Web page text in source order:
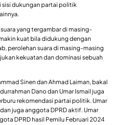
sisi dukungan partai politik
yang tergambar di masing-
kuat bila didukung dengan
perolehan suara di masing-masing
kekuatan dan dominasi sebuah
Sinen dan Ahmad Laiman, bakal
Dano dan Umar Ismail juga
rekomendasi partai politik. Umar
juga anggota DPRD aktif. Umar
DPRD hasil Pemilu Februari 2024